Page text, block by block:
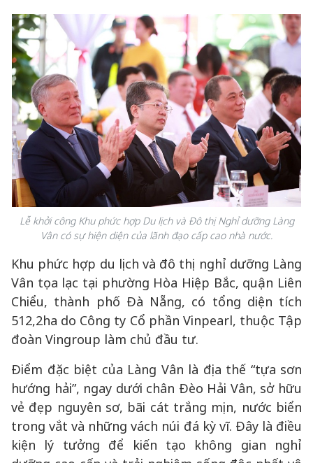
Lễ khởi công Khu phức hợp Du lịch và Đô thị Nghỉ dưỡng Làng
Vân có sự hiện diện của lãnh đạo cấp cao nhà nước.
Khu phức hợp du lịch và đô thị nghỉ dưỡng Làng
Vân tọa lạc tại phường Hòa Hiệp Bắc, quận Liên
Chiểu, thành phố Đà Nẵng, có tổng diện tích
512,2ha do Công ty Cổ phần Vinpearl, thuộc Tập
đoàn Vingroup làm chủ đầu tư.
Điểm đặc biệt của Làng Vân là địa thế “tựa sơn
hướng hải”, ngay dưới chân Đèo Hải Vân, sở hữu
vẻ đẹp nguyên sơ, bãi cát trắng mịn, nước biển
trong vắt và những vách núi đá kỳ vĩ. Đây là điều
kiện lý tưởng để kiến tạo không gian nghỉ